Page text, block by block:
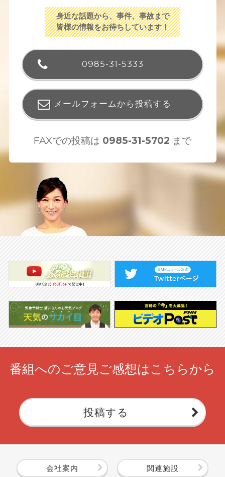
身近な話題から、事件、事故まで
皆様の情報をお待ちしています！
0985-31-5333
メールフォームから投稿する
FAXでの投稿は 0985-31-5702 まで
番組へのご意見ご感想はこちらから
投稿する
会社案内 関連施設